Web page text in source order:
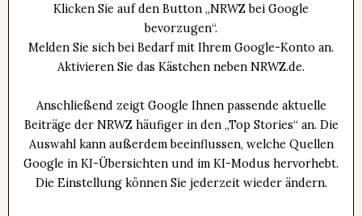
Klicken Sie auf den Button „NRWZ bei Google
bevorzugen“.
Melden Sie sich bei Bedarf mit Ihrem Google-Konto an.
Aktivieren Sie das Kästchen neben NRWZ.de.
Anschließend zeigt Google Ihnen passende aktuelle
Beiträge der NRWZ häufiger in den „Top Stories“ an. Die
Auswahl kann außerdem beeinflussen, welche Quellen
Google in KI-Übersichten und im KI-Modus hervorhebt.
Die Einstellung können Sie jederzeit wieder ändern.